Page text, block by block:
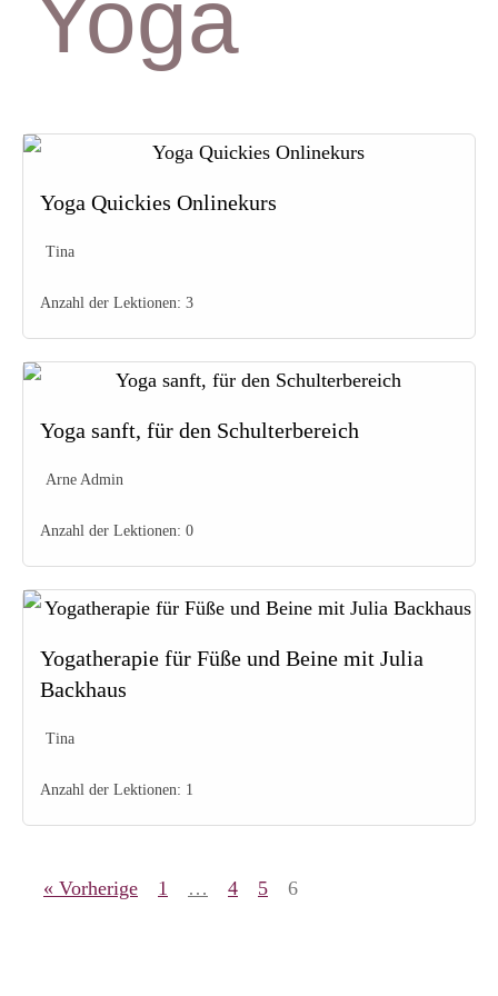
Yoga
Yoga Quickies Onlinekurs
Tina
Anzahl der Lektionen: 3
Yoga sanft, für den Schulterbereich
Arne Admin
Anzahl der Lektionen: 0
Yogatherapie für Füße und Beine mit Julia
Backhaus
Tina
Anzahl der Lektionen: 1
« Vorherige 1 … 4 5 6